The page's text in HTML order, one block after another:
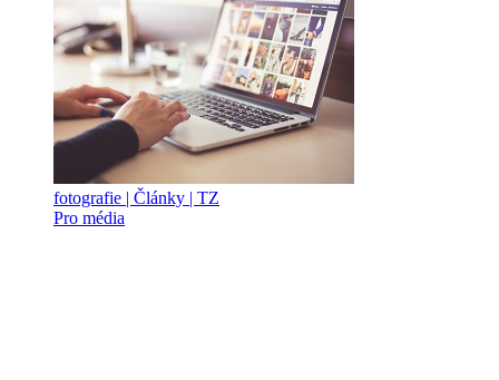
fotografie | Články | TZ
Pro média